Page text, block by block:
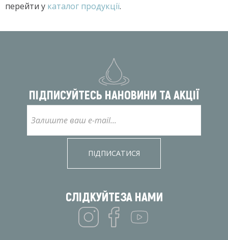
перейти у каталог продукції.
ПІДПИСУЙТЕСЬ НАНОВИНИ ТА АКЦІЇ
ПІДПИСАТИСЯ
СЛІДКУЙТЕЗА НАМИ